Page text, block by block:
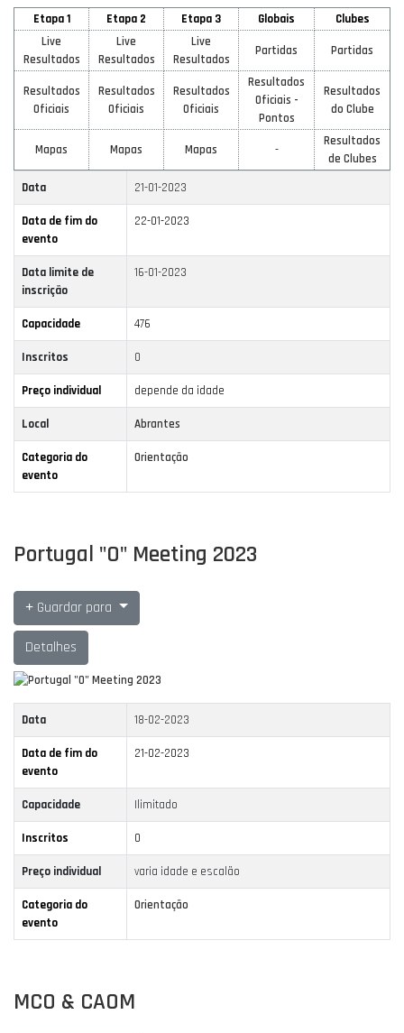
Etapa 1 Etapa 2 Etapa 3 Globais
Clubes
Live
Resultados
Live
Resultados
Live
Resultados
Partidas Partidas
Resultados
Oficiais
Resultados
Oficiais
Resultados
Oficiais
Resultados
Oficiais -
Pontos
Resultados
do Clube
Mapas Mapas Mapas -
Resultados
de Clubes
Data
21-01-2023
Data de fim do
evento
22-01-2023
Data limite de
inscrição
16-01-2023
Capacidade 476
Inscritos 0
Preço individual depende da idade
Local Abrantes
Categoria do
evento
Orientação
Portugal "O" Meeting 2023
Guardar para
Detalhes
Data 18-02-2023
Data de fim do
evento
21-02-2023
Capacidade Ilimitado
Inscritos 0
Preço individual varia idade e escalão
Categoria do
evento
Orientação
MCO & CAOM